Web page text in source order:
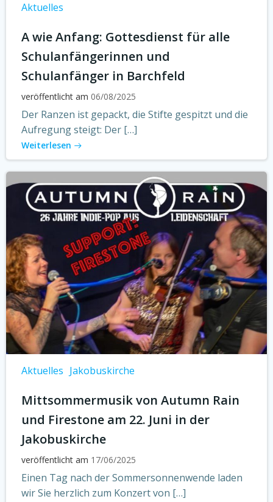
Aktuelles
A wie Anfang: Gottesdienst für alle
Schulanfängerinnen und
Schulanfänger in Barchfeld
veröffentlicht am 06/08/2025
Der Ranzen ist gepackt, die Stifte gespitzt und die
Aufregung steigt: Der […]
Weiterlesen
Aktuelles Jakobuskirche
Mittsommermusik von Autumn Rain
und Firestone am 22. Juni in der
Jakobuskirche
veröffentlicht am 17/06/2025
Einen Tag nach der Sommersonnenwende laden
wir Sie herzlich zum Konzert von […]